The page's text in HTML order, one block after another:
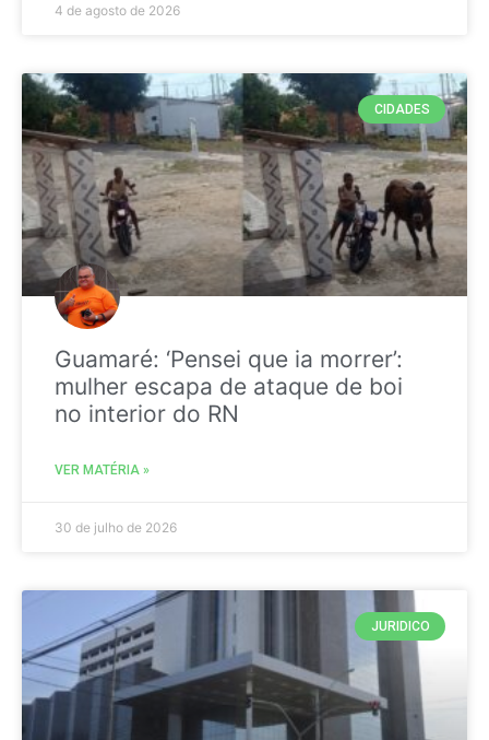
4 de agosto de 2026
CIDADES
Guamaré: ‘Pensei que ia morrer’:
mulher escapa de ataque de boi
no interior do RN
VER MATÉRIA »
30 de julho de 2026
JURIDICO